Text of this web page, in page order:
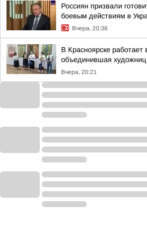
Россиян призвали
боевым действиям в
Вчера, 20:36
В Красноярске работает
объединившая художниц
Вчера, 20:21